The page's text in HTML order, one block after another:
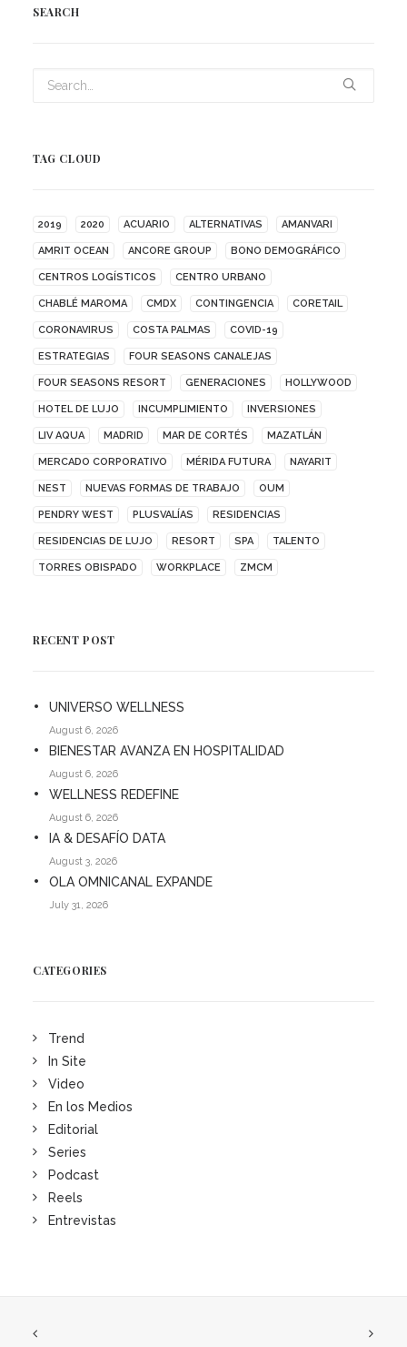
SEARCH
TAG CLOUD
2019 2020 ACUARIO ALTERNATIVAS AMANVARI
AMRIT OCEAN ANCORE GROUP BONO DEMOGRÁFICO
CENTROS LOGÍSTICOS CENTRO URBANO
CHABLÉ MAROMA CMDX CONTINGENCIA CORETAIL
CORONAVIRUS COSTA PALMAS COVID-19
ESTRATEGIAS FOUR SEASONS CANALEJAS
FOUR SEASONS RESORT GENERACIONES HOLLYWOOD
HOTEL DE LUJO INCUMPLIMIENTO INVERSIONES
LIV AQUA MADRID MAR DE CORTÉS MAZATLÁN
MERCADO CORPORATIVO MÉRIDA FUTURA NAYARIT
NEST NUEVAS FORMAS DE TRABAJO OUM
PENDRY WEST PLUSVALÍAS RESIDENCIAS
RESIDENCIAS DE LUJO RESORT SPA TALENTO
TORRES OBISPADO WORKPLACE ZMCM
RECENT POST
UNIVERSO WELLNESS
August 6, 2026
BIENESTAR AVANZA EN HOSPITALIDAD
August 6, 2026
WELLNESS REDEFINE
August 6, 2026
IA & DESAFÍO DATA
August 3, 2026
OLA OMNICANAL EXPANDE
July 31, 2026
CATEGORIES
Trend
In Site
Video
En los Medios
Editorial
Series
Podcast
Reels
Entrevistas